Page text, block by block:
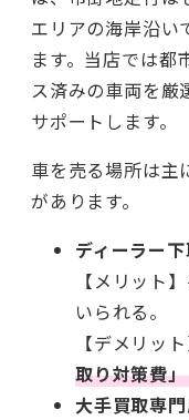
エリアの海岸沿い
ます。当店では都
ス済みの車両を厳
サポートします。
車を売る場所は主
があります。
ディーラー下
【メリット
いられる。
【デメリッ
取り対策費
大手買取専門